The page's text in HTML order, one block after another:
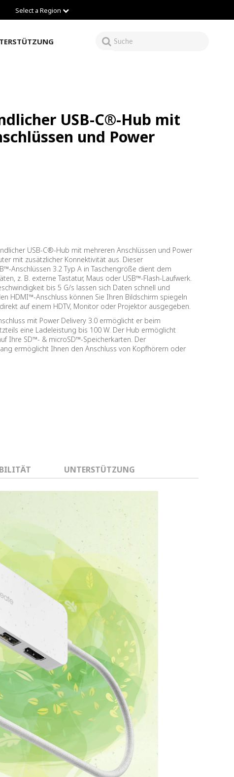
Select a Region
USB-C®-Hub mit
und Power
USB-C®-Hub mit mehreren Anschlüssen und Power
mit zusätzlicher Konnektivität aus. Dieser
Anschlüssen 3.2 Typ A in Taschengröße dient dem
z. B. externe Tastatur, Maus oder USB™-Flash-Laufwerk.
bis 5 G/s lassen sich Daten schnell und
HDMI™-Anschluss können Sie Ihren Bildschirm spiegeln
auf einem HDTV, Monitor oder Projektor ausgegeben.
mit Power Delivery 3.0 ermöglicht er beim
eine Ladeleistung bis 100 W. Der Hub ermöglicht
Ihre SD™- & microSD™-Speicherkarten. Der
ermöglicht Ihnen den Anschluss von Kopfhörern oder
UNTERSTÜTZUNG